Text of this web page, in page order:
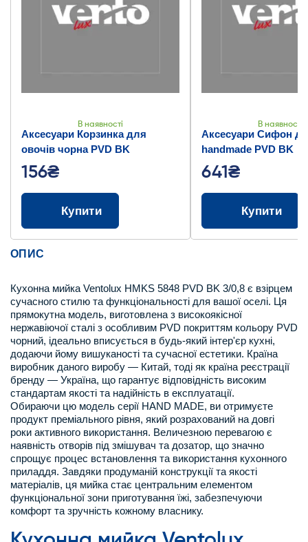
В наявності
Аксесуари Корзинка для
овочів чорна PVD BK
156₴
Купити
В наявності
Аксесуари Сифон
handmade PVD BK
641₴
Купити
ОПИС
Кухонна мийка Ventolux HMKS 5848 PVD BK 3/0,8 є взірцем
сучасного стилю та функціональності для вашої оселі. Ця
прямокутна модель, виготовлена з високоякісної
нержавіючої сталі з особливим PVD покриттям кольору PVD
чорний, ідеально вписується в будь-який інтер'єр кухні,
додаючи йому вишуканості та сучасної естетики. Країна
виробник даного виробу — Китай, тоді як країна реєстрації
бренду — Україна, що гарантує відповідність високим
стандартам якості та надійність в експлуатації.
Обираючи цю модель серії HAND MADE, ви отримуєте
продукт преміального рівня, який розрахований на довгі
роки активного використання. Величезною перевагою є
наявність отворів під змішувач та дозатор, що значно
спрощує процес встановлення та використання кухонного
приладдя. Завдяки продуманій конструкції та якості
матеріалів, ця мийка стає центральним елементом
функціональної зони приготування їжі, забезпечуючи
комфорт та зручність кожному власнику.